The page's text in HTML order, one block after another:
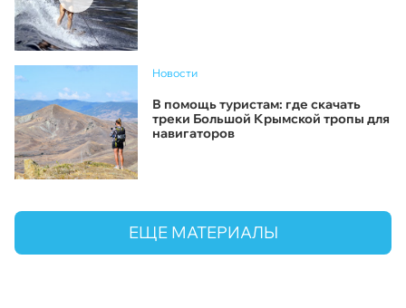
Новости
В помощь туристам: где скачать
треки Большой Крымской тропы для
навигаторов
ЕЩЕ МАТЕРИАЛЫ